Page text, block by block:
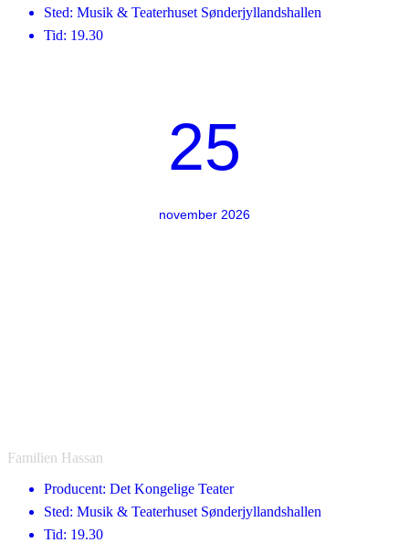
Sted: Musik & Teaterhuset Sønderjyllandshallen
Tid: 19.30
25
november 2026
Familien Hassan
Producent: Det Kongelige Teater
Sted: Musik & Teaterhuset Sønderjyllandshallen
Tid: 19.30